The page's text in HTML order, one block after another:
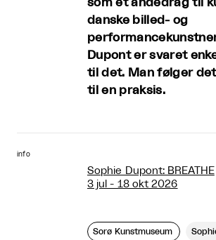
danske billed- og
Dupont er svaret
til det. Man følger
til en praksis.
info
Sophie Dupont: BREATHE
3 jul - 18 okt 2026
Sorø Kunstmuseum